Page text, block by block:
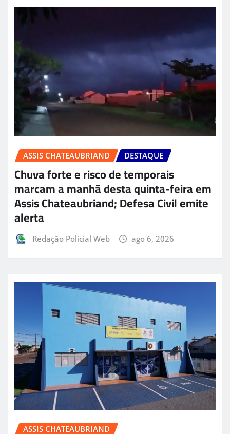
ASSIS CHATEAUBRIAND DESTAQUE
Chuva forte e risco de temporais
marcam a manhã desta quinta-feira em
Assis Chateaubriand; Defesa Civil emite
alerta
Redação Policial Web ago 6, 2026
ASSIS CHATEAUBRIAND